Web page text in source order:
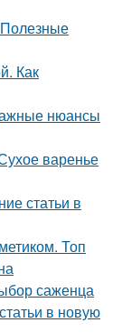
Как
нюансы
варенье
статьи в
Топ
саженца
в новую